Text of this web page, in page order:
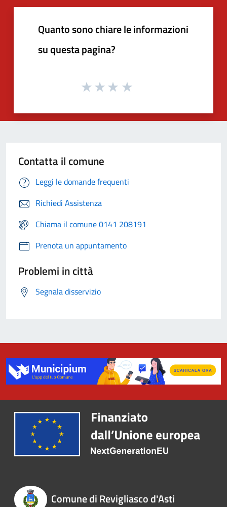
Quanto sono chiare le informazioni
su questa pagina?
Contatta il comune
Leggi le domande frequenti
Richiedi Assistenza
Chiama il comune 0141 208191
Prenota un appuntamento
Problemi in città
Segnala disservizio
Comune di Revigliasco d'Asti